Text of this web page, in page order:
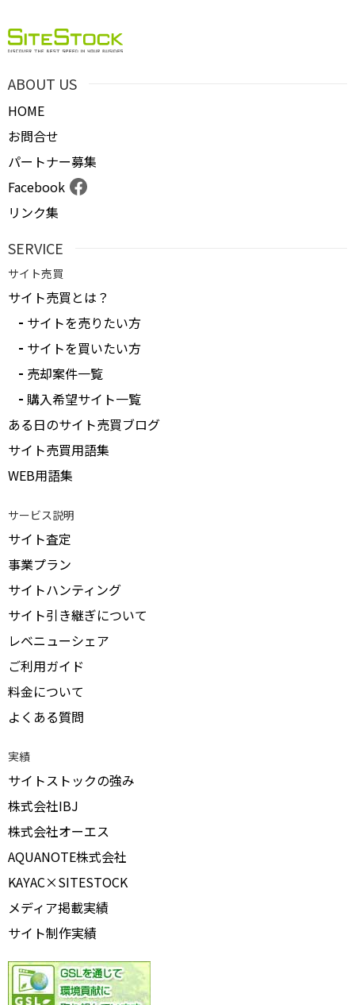
ABOUT US
HOME
お問合せ
パートナー募集
Facebook
リンク集
SERVICE
サイト売買
サイト売買とは？
サイトを売りたい方
サイトを買いたい方
売却案件一覧
購入希望サイト一覧
ある日のサイト売買ブログ
サイト売買用語集
WEB用語集
サービス説明
サイト査定
事業プラン
サイトハンティング
サイト引き継ぎについて
レベニューシェア
ご利用ガイド
料金について
よくある質問
実績
サイトストックの強み
株式会社IBJ
株式会社オーエス
AQUANOTE株式会社
KAYAC×SITESTOCK
メディア掲載実績
サイト制作実績